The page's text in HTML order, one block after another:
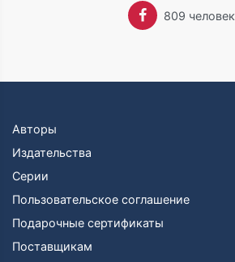
809 человек
Авторы
Издательства
Серии
Пользовательское соглашение
Подарочные сертификаты
Поставщикам